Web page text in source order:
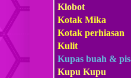
Klobot
Kotak Mika
Kotak perhiasan
Kulit
Kupas buah &
Kupu Kupu